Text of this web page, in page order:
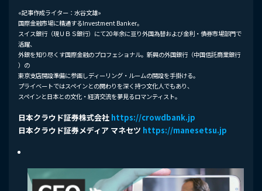
«記事作成ライター：水谷文雄»
国際金融市場に精通するInvestment Banker。
スイス銀行（現ＵＢＳ銀行）にて20年余に亘り外国為替および金利・債券市場部門で
活躍、
外銀を知り尽くす国際金融のプロフェショナル。新興の外国銀行（中国信託商業銀行
）の
東京支店開設準備に参画しディーリング・ルームの開設を手掛ける。
プライベートではスペインとの関わりを深く持つ文化人でもあり、
スペインと日本との文化・経済交流を夢見るロマンティスト。
日本クラウド証券株式会社 https://crowdbank.jp
日本クラウド証券メディア マネセツ https://manesetsu.jp